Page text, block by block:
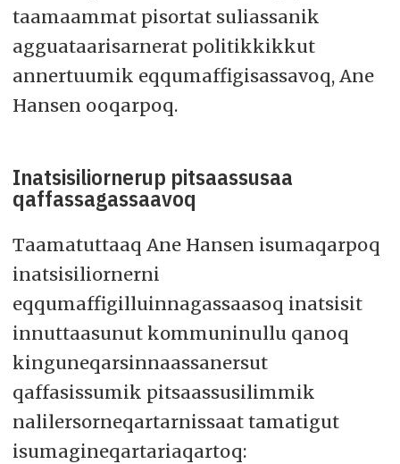
taamaammat pisortat suliassanik
agguataarisarnerat politikkikkut
annertuumik eqqumaffigisassavoq, Ane
Hansen ooqarpoq.
Inatsisiliornerup pitsaassusaa
qaffassagassaavoq
Taamatuttaaq Ane Hansen isumaqarpoq
inatsisiliornerni
eqqumaffigilluinnagassaasoq inatsisit
innuttaasunut kommuninullu qanoq
kinguneqarsinnaassanersut
qaffasissumik pitsaassusilimmik
nalilersorneqartarnissaat tamatigut
isumagineqartariaqartoq: